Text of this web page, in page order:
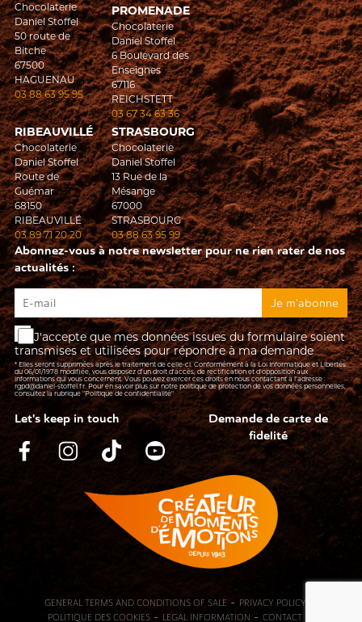
Chocolaterie
Daniel Stoffel
50 route de
Bitche
67500
HAGUENAU
03 88 63 95 95
PROMENADE
Chocolaterie
Daniel Stoffel
6 Boulevard des
Enseignes
67116
REICHSTETT
03 67 34 63 36
RIBEAUVILLÉ
Chocolaterie
Daniel Stoffel
Route de
Guémar
68150
RIBEAUVILLÉ
03 89 71 20 20
STRASBOURG
Chocolaterie
Daniel Stoffel
13 Rue de la
Mésange
67000
STRASBOURG
03 88 63 95 99
Abonnez-vous à notre newsletter pour ne rien rater de nos
actualités :
J'accepte que mes données issues du formulaire soient
transmises et utilisées pour répondre à ma demande
* Elles seront supprimées après le traitement de celle-ci. Conformément à la Loi Informatique et Libertés
du 06/01/1978 modifiée, vous disposez d'un droit d'accès, de rectification et d’opposition aux
informations qui vous concernent. Vous pouvez exercer ces droits en nous contactant à l'adresse :
rgpd@daniel-stoffel.fr. Pour en savoir plus sur notre politique de protection de vos données personnelles,
consultez la rubrique "Politique de confidentialité"
Let's keep in touch
Demande de carte de
fidelité
GENERAL TERMS AND CONDITIONS OF SALE - PRIVACY POLICY
POLITIQUE DES COOKIES - LEGAL INFORMATION - CONTACT